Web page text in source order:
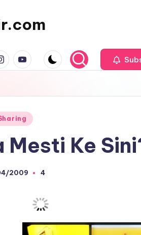
youtube.com
Mesti Ke
2009 4